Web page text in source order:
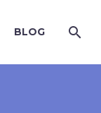
BLOG